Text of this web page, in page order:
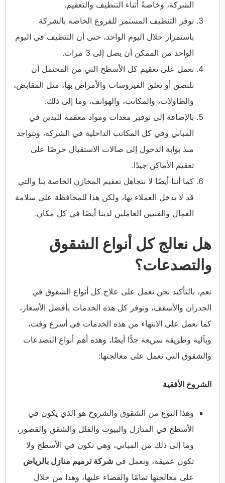
الشركة، وخاصةً أثناء التنظيف والتعقيم.
نوفر التنظيف المستمر للفروع الخاصة بالشركة
باستمرار خلال اليوم الواحد، حتى أن التنظيف في اليوم
الواحد من الممكن أن يصل إلى 3 مرات.
نعمل على تعقيم كل الأسطح التي من المحتمل أن
تلتصق أو تعلق الفيروسات والأمراض بها، مثل المقابض،
والطاولات، والمكاتب، والهواتف، وما إلى ذلك.
بالإضافة إلى توفير معدات ومواد معقمة لليدين في
المباني وفي كل المكاتب الداخلية في الشركة، وتتواجد
منذ بوابة الدخول إلى صالات الاستقبال حرصًا على
تعقيم الأماكن جيدًا.
كما أننا أيضًا لا نتجاهل تعقيم المخازن الخاصة بنا والتي
قد لا يدخل العملاء بها، ولكن هذا للمحافظة على سلامة
العمال والفنيين العاملين لدينا أيضًا في كل مكان.
هل نعالج كل أنواع الشقوق
والتصدعات؟
نعم، بالتأكيد نحن نعمل على علاج كل أنواع الشقوق في
الجدران والأسقف، ونوفر كل هذه الخدمات بأفضل الأسعار،
كما نعمل على الانتهاء من هذه الخدمات في أسرع وقت،
وبآلية وطريقة سريعة جدًّا أيضًا، وهذه أهم أنواع التصدعات
والشقوق التي نعمل على معالجتها:
الشروخ الأفقية
وهذا النوع من الشقوق والشروخ هو الذي يكون في
الأسطح في المنازل والبيوت والفلل والشقق والقصور،
وما إلى ذلك من المباني، وهي تكون في الأسطح ولا
تكون عميقة، ونعمل في شركة ترميم منازل بالرياض
على معالجتها تمامًا والقضاء عليها، وهذا من خلال